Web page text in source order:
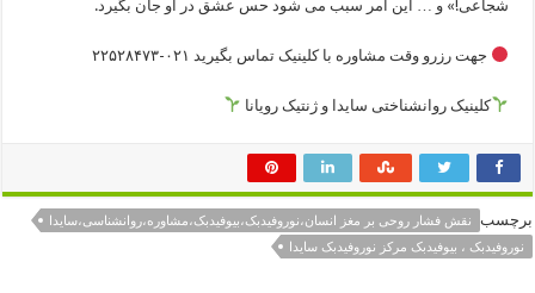
شجاعی!» و … این امر سبب می شود حس عشق در او جان بگیرد.
جهت رزرو وقت مشاوره با کلینیک تماس بگیرید ۰۲۱-۲۲۵۲۸۴۷۳
کلینیک روانشناختی سایدا و ژنتیک رویانا
برچسب
نقش فشار روحی بر مغز انسان،نوروفیدبک،بیوفیدبک،مشاوره،روانشناسی،سایدا
نوروفیدبک ، بیوفیدبک مرکز نوروفیدبک سایدا